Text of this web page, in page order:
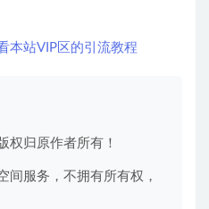
本站VIP区的引流教程
权归原作者所有！
间服务，不拥有所有权，